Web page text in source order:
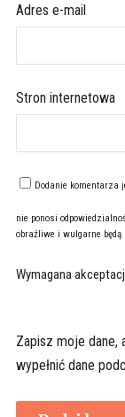
Adres e-mail
Stron internetowa
Dodanie komentarza
nie ponosi
obraźliwe i wulgarne będą
Wymagana
Zapisz moje dane,
wypełnić dane